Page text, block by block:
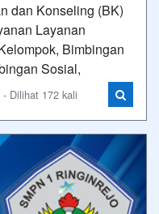
dan Konseling (BK)
Layanan
Bimbingan
Sosial,
Dilihat 172 kali